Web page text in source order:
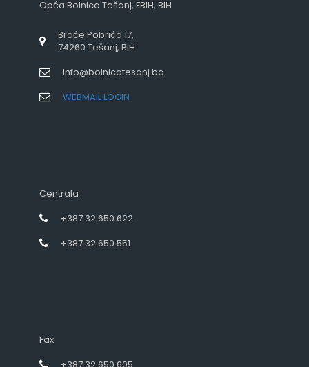
Opća Bolnica Tešanj, FBIH, BIH
Braće Pobrića 17,
74260 Tešanj, BiH
info@bolnicatesanj.ba
WEBMAIL LOGIN
Centrala
+387 32 650 622
+387 32 650 551
Fax